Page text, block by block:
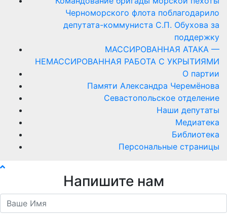
Черноморского флота поблагодарило
депутата-коммуниста С.П. Обухова за
поддержку
МАССИРОВАННАЯ АТАКА —
НЕМАССИРОВАННАЯ РАБОТА С УКРЫТИЯМИ
О партии
Памяти Александра Черемёнова
Севастопольское отделение
Наши депутаты
Медиатека
Библиотека
Персональные страницы
Напишите нам